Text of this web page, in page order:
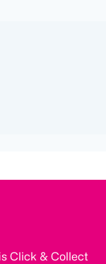
Click & Collect